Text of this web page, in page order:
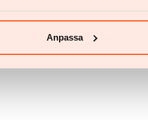
Anpassa